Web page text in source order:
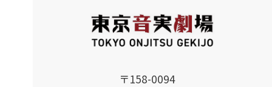
〒158-0094